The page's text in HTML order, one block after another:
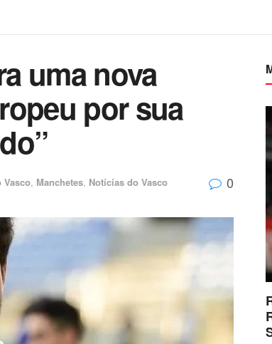
uma nova
por sua
Vasco, Manchetes, Notícias do Vasco 0